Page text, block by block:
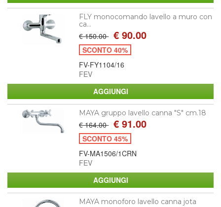
FLY monocomando lavello a muro con
ca...
€ 150.00 € 90.00
SCONTO 40%
FV-FY1104/16
FEV
MAYA gruppo lavello canna "S" cm.18
€ 164.00 € 91.00
SCONTO 45%
FV-MA1506/1CRN
FEV
MAYA monoforo lavello canna jota